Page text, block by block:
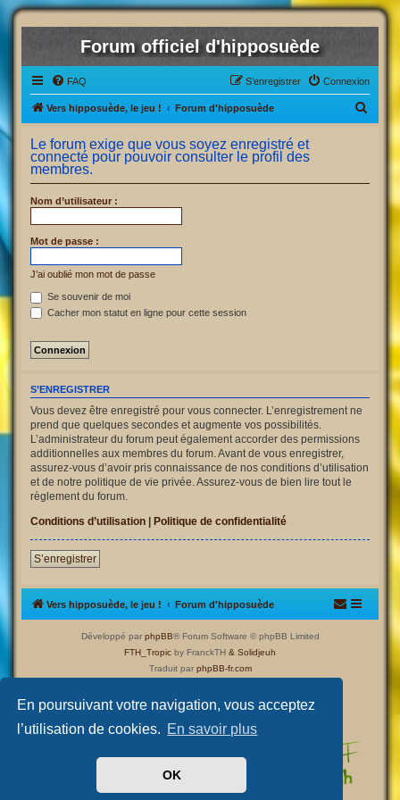
En poursuivant votre navigation, vous acceptez
l’utilisation de cookies. En savoir plus
OK
Forum officiel d'hipposuède
FAQ Connexion
S’enregistrer
Vers hipposuède, le jeu ! Forum d'hipposuède
Le forum exige que vous soyez enregistré et
connecté pour pouvoir consulter le profil des
membres.
Nom d’utilisateur :
Mot de passe :
J’ai oublié mon mot de passe
Se souvenir de moi
Cacher mon statut en ligne pour cette session
S’ENREGISTRER
Vous devez être enregistré pour vous connecter. L’enregistrement ne
prend que quelques secondes et augmente vos possibilités.
L’administrateur du forum peut également accorder des permissions
additionnelles aux membres du forum. Avant de vous enregistrer,
assurez-vous d’avoir pris connaissance de nos conditions d’utilisation
et de notre politique de vie privée. Assurez-vous de bien lire tout le
règlement du forum.
Conditions d’utilisation | Politique de confidentialité
S’enregistrer
Vers hipposuède, le jeu ! Forum d'hipposuède
Développé par phpBB® Forum Software © phpBB Limited
FTH_Tropic by FranckTH & Solidjeuh
Traduit par phpBB-fr.com